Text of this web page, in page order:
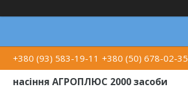
+380 (93) 583-19-11 +380 (50) 678-02-35
насіння АГРОПЛЮС 2000 засоби